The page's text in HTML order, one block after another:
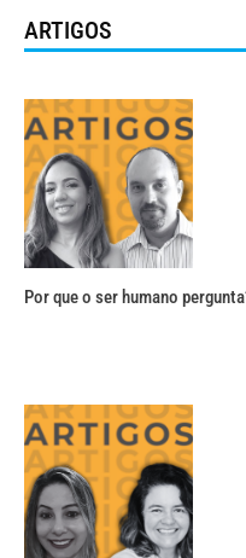
ARTIGOS
Por que o ser humano